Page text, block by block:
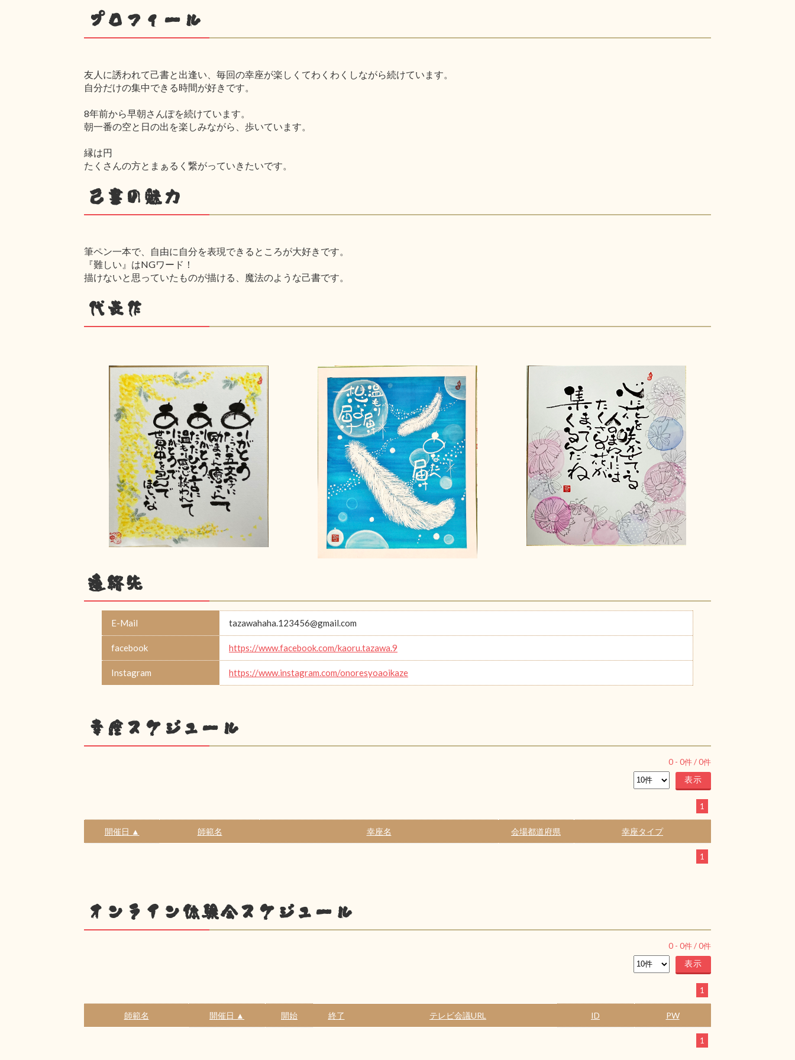
プロフィール
友人に誘われて己書と出逢い、毎回の幸座が楽しくてわくわくしながら続けています。
自分だけの集中できる時間が好きです。
8年前から早朝さんぽを続けています。
朝一番の空と日の出を楽しみながら、歩いています。
縁は円
たくさんの方とまぁるく繋がっていきたいです。
己書の魅力
筆ペン一本で、自由に自分を表現できるところが大好きです。
『難しい』はNGワード！
描けないと思っていたものが描ける、魔法のような己書です。
代表作
連絡先
E-Mail tazawahaha.123456@gmail.com
facebook https://www.facebook.com/kaoru.tazawa.9
Instagram https://www.instagram.com/onoresyoaoikaze
幸座スケジュール
0 - 0件 /0件
1
開催日 ▲ 師範名 幸座名 会場都道府県 幸座タイプ
1
オンライン体験会スケジュール
0 - 0件 /0件
1
師範名 開催日 ▲ 開始 終了 テレビ会議URL ID PW
1